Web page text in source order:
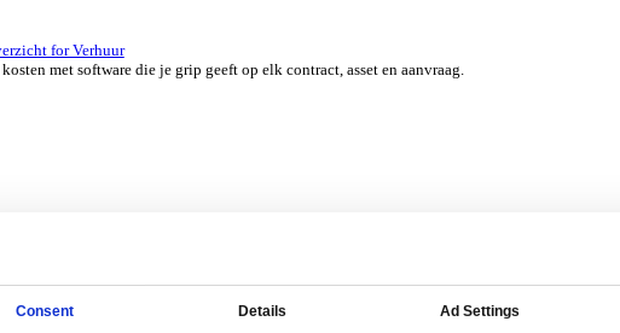
over 45 jaar door experts uit jouw branche.
met ERP-software die je helpt bij voorraadbeheer, verkoop en service.